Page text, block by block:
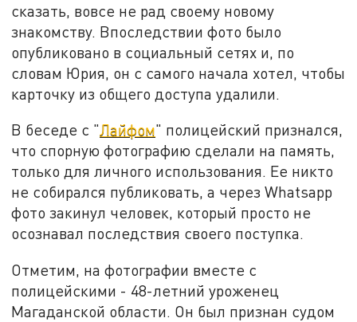
сказать, вовсе не рад своему новому
знакомству. Впоследствии фото было
опубликовано в социальный сетях и, по
словам Юрия, он с самого начала хотел, чтобы
карточку из общего доступа удалили.
В беседе с "Лайфом" полицейский признался,
что спорную фотографию сделали на память,
только для личного использования. Ее никто
не собирался публиковать, а через Whatsapp
фото закинул человек, который просто не
осознавал последствия своего поступка.
Отметим, на фотографии вместе с
полицейскими - 48-летний уроженец
Магаданской области. Он был признан судом